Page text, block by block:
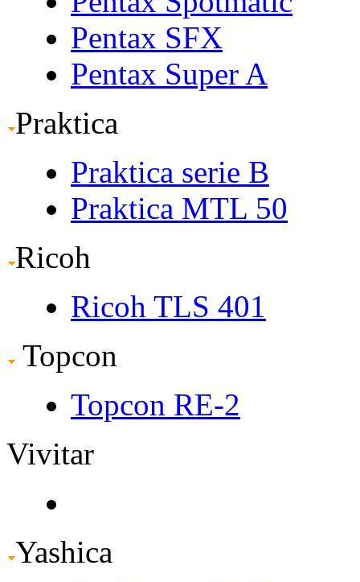
Pentax SFX
Pentax Super A
Praktica
Praktica serie B
Praktica MTL 50
Ricoh
Ricoh TLS 401
Topcon
Topcon RE-2
Vivitar
Yashica